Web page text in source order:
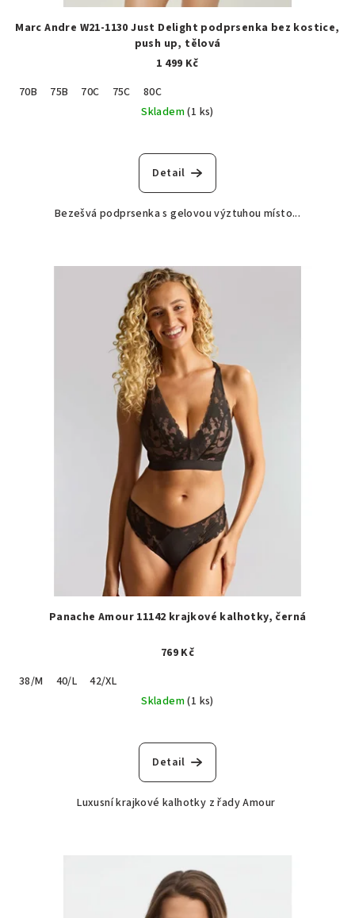
Marc Andre W21-1130 Just Delight podprsenka bez kostice,
push up, tělová
1 499 Kč
70B
75B 70C 75C
80C
Skladem(1 ks)
Detail
Bezešvá podprsenka s gelovou výztuhou místo...
Panache Amour 11142 krajkové kalhotky, černá
769 Kč
38/M
40/L
42/XL
Skladem(1 ks)
Detail
Luxusní krajkové kalhotky z řady Amour